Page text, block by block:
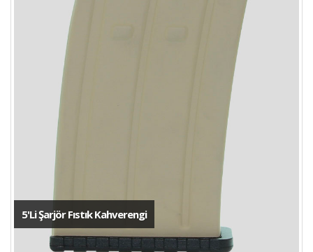
5'Li Şarjör Fıstık Kahverengi